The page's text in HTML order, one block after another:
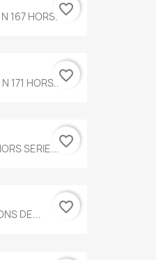
167 HORS...favorite_border
171 HORS...favorite_border
SERIE...favorite_border
DE... favorite_border